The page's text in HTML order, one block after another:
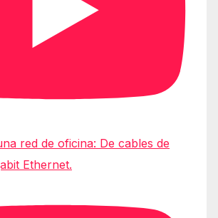
red de oficina: De cables de
Ethernet.